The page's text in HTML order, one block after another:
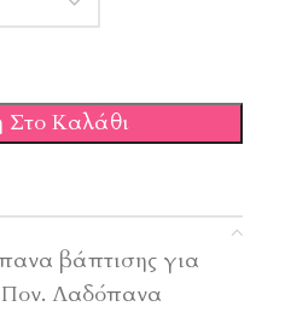
Στο Καλάθι
βάπτισης για
Πον. Λαδόπανα